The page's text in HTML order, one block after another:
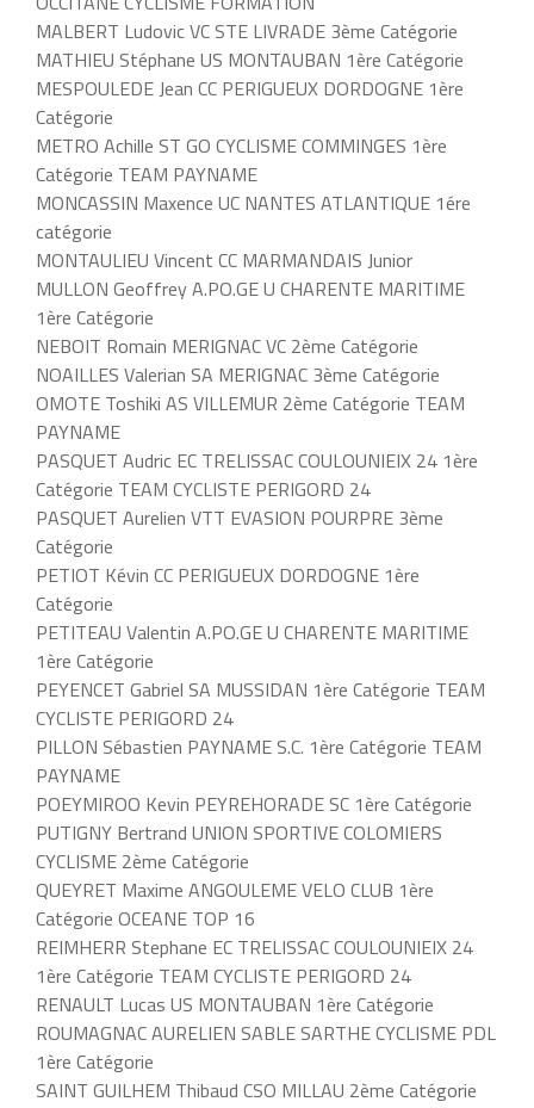
MALBERT Ludovic VC STE LIVRADE 3ème Catégorie
MATHIEU Stéphane US MONTAUBAN 1ère Catégorie
MESPOULEDE Jean CC PERIGUEUX DORDOGNE 1ère
Catégorie
METRO Achille ST GO CYCLISME COMMINGES 1ère
Catégorie TEAM PAYNAME
MONCASSIN Maxence UC NANTES ATLANTIQUE 1ére
catégorie
MONTAULIEU Vincent CC MARMANDAIS Junior
MULLON Geoffrey A.PO.GE U CHARENTE MARITIME
1ère Catégorie
NEBOIT Romain MERIGNAC VC 2ème Catégorie
NOAILLES Valerian SA MERIGNAC 3ème Catégorie
OMOTE Toshiki AS VILLEMUR 2ème Catégorie TEAM
PAYNAME
PASQUET Audric EC TRELISSAC COULOUNIEIX 24 1ère
Catégorie TEAM CYCLISTE PERIGORD 24
PASQUET Aurelien VTT EVASION POURPRE 3ème
Catégorie
PETIOT Kévin CC PERIGUEUX DORDOGNE 1ère
Catégorie
PETITEAU Valentin A.PO.GE U CHARENTE MARITIME
1ère Catégorie
PEYENCET Gabriel SA MUSSIDAN 1ère Catégorie TEAM
CYCLISTE PERIGORD 24
PILLON Sébastien PAYNAME S.C. 1ère Catégorie TEAM
PAYNAME
POEYMIROO Kevin PEYREHORADE SC 1ère Catégorie
PUTIGNY Bertrand UNION SPORTIVE COLOMIERS
CYCLISME 2ème Catégorie
QUEYRET Maxime ANGOULEME VELO CLUB 1ère
Catégorie OCEANE TOP 16
REIMHERR Stephane EC TRELISSAC COULOUNIEIX 24
1ère Catégorie TEAM CYCLISTE PERIGORD 24
RENAULT Lucas US MONTAUBAN 1ère Catégorie
ROUMAGNAC AURELIEN SABLE SARTHE CYCLISME PDL
1ère Catégorie
SAINT GUILHEM Thibaud CSO MILLAU 2ème Catégorie